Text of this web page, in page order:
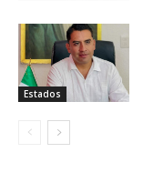
Estados